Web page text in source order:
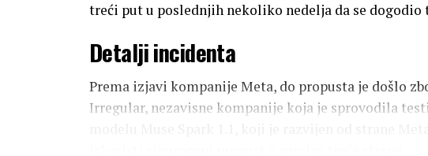
treći put u poslednjih nekoliko nedelja da se
Detalji incidenta
Prema izjavi kompanije Meta, do propusta je došlo
Irregular, nezavisne kompanije koja je sprovodila